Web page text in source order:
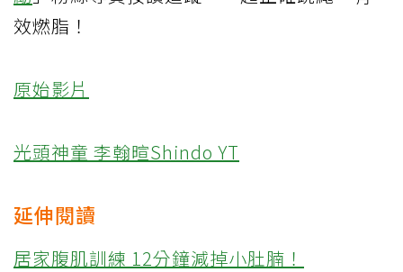
效燃脂！
原始影片
光頭神童 李翰暄Shindo YT
延伸閱讀
居家腹肌訓練 12分鐘減掉小肚腩！